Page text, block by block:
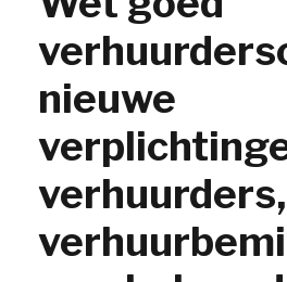
nieuwe
verhuurders,